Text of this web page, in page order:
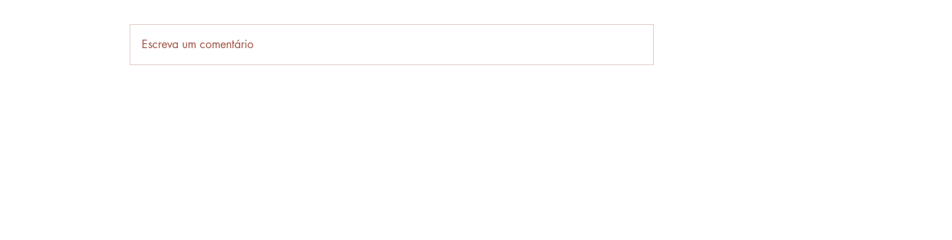
Palavra-ônibus
Em frente ou enfrente?
Escreva um comentário